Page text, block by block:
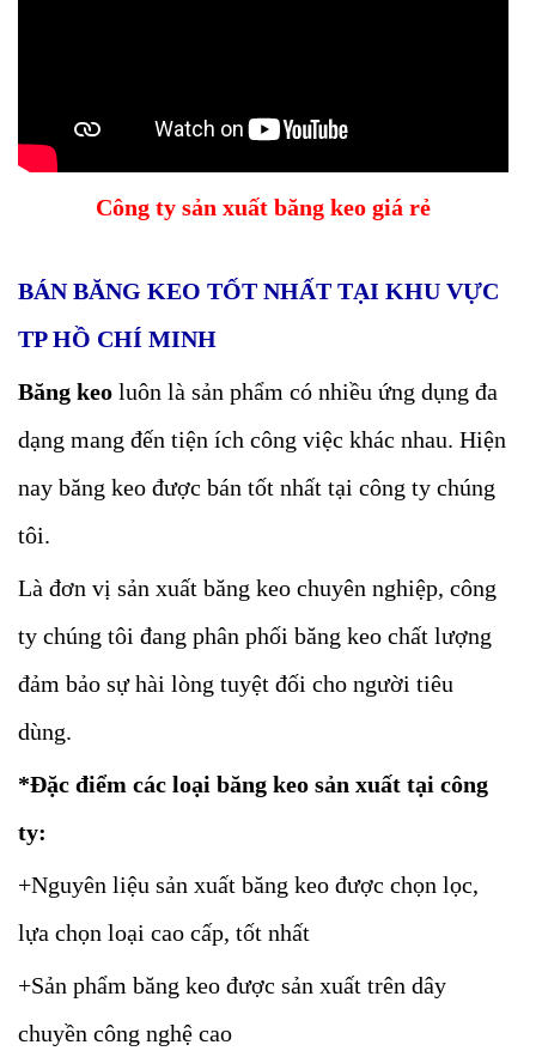
Công ty sản xuất băng keo giá rẻ
BÁN BĂNG KEO TỐT NHẤT TẠI KHU VỰC
TP HỒ CHÍ MINH
Băng keo luôn là sản phẩm có nhiều ứng dụng đa
dạng mang đến tiện ích công việc khác nhau. Hiện
nay băng keo được bán tốt nhất tại công ty chúng
tôi.
Là đơn vị sản xuất băng keo chuyên nghiệp, công
ty chúng tôi đang phân phối băng keo chất lượng
đảm bảo sự hài lòng tuyệt đối cho người tiêu
dùng.
*Đặc điểm các loại băng keo sản xuất tại công
ty:
+Nguyên liệu sản xuất băng keo được chọn lọc,
lựa chọn loại cao cấp, tốt nhất
+Sản phẩm băng keo được sản xuất trên dây
chuyền công nghệ cao